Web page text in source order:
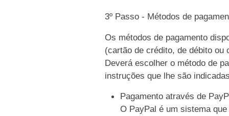
3º Passo - Métodos de
Os métodos de pagamento
(cartão de crédito, de débito ou
Deverá escolher o método de
instruções que lhe são
Pagamento através de
O PayPal é um sistema